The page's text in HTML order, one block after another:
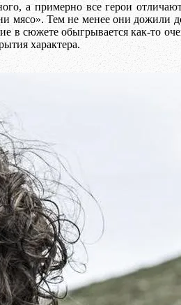
а примерно все герои
Тем не менее они дожили
сюжете обыгрывается как-то
характера.